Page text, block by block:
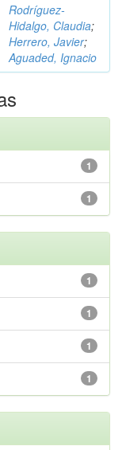
Rodríguez-
Hidalgo, Claudia;
Herrero, Javier;
Aguaded, Ignacio
1
1
1
1
1
1